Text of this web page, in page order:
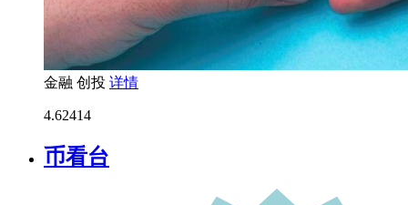
金融 创投 详情
4.62414
币看台